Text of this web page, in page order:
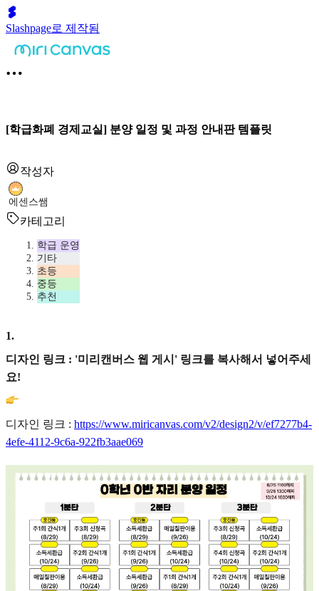
Slashpage로 제작됨
[학급화폐 경제교실] 분양 일정 및 과정 안내판 템플릿
작성자
에센스쌤
카테고리
학급 운영
기타
초등
중등
추천
1.
디자인 링크 : '미리캔버스 웹 게시' 링크를 복사해서 넣어주세
요!
디자인 링크 : https://www.miricanvas.com/v2/design2/v/ef7277b4-
4efe-4112-9c6a-922fb3aae069